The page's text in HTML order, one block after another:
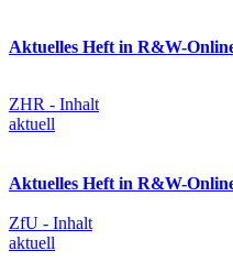
Aktuelles Heft in R&W-
ZHR - Inhalt
aktuell
Aktuelles Heft in R&W-
ZfU - Inhalt
aktuell